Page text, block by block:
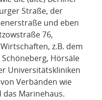
Straße, der
und eben
76,
z.B. dem
Hörsäle
Universitätskliniken
Verbänden wie
Marinehaus.